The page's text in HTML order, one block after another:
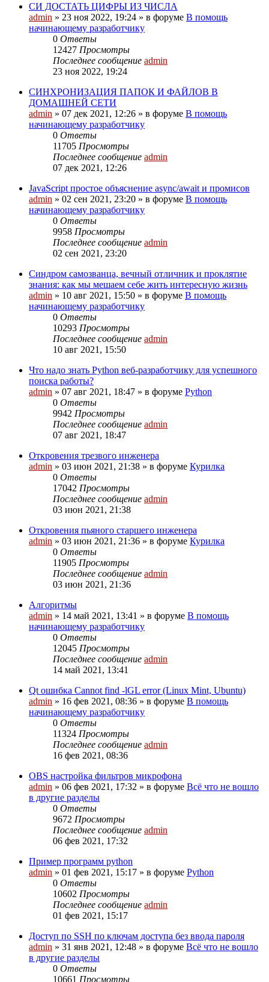
СИ ДОСТАТЬ ЦИФРЫ ИЗ ЧИСЛА
admin » 23 ноя 2022, 19:24 » в форуме В помощь
начинающему разработчику
0 Ответы
12427 Просмотры
Последнее сообщение admin
23 ноя 2022, 19:24
СИНХРОНИЗАЦИЯ ПАПОК И ФАЙЛОВ В
ДОМАШНЕЙ СЕТИ
admin » 07 дек 2021, 12:26 » в форуме В помощь
начинающему разработчику
0 Ответы
11705 Просмотры
Последнее сообщение admin
07 дек 2021, 12:26
JavaScript простое объяснение async/await и промисов
admin » 02 сен 2021, 23:20 » в форуме В помощь
начинающему разработчику
0 Ответы
9958 Просмотры
Последнее сообщение admin
02 сен 2021, 23:20
Cиндром самозванца, вечный отличник и проклятие
знания: как мы мешаем себе жить интересную жизнь
admin » 10 авг 2021, 15:50 » в форуме В помощь
начинающему разработчику
0 Ответы
10293 Просмотры
Последнее сообщение admin
10 авг 2021, 15:50
Что надо знать Python веб-разработчику для успешного
поиска работы?
admin » 07 авг 2021, 18:47 » в форуме Python
0 Ответы
9942 Просмотры
Последнее сообщение admin
07 авг 2021, 18:47
Откровения трезвого инженера
admin » 03 июн 2021, 21:38 » в форуме Курилка
0 Ответы
17042 Просмотры
Последнее сообщение admin
03 июн 2021, 21:38
Откровения пьяного старшего инженера
admin » 03 июн 2021, 21:36 » в форуме Курилка
0 Ответы
11905 Просмотры
Последнее сообщение admin
03 июн 2021, 21:36
Алгоритмы
admin » 14 май 2021, 13:41 » в форуме В помощь
начинающему разработчику
0 Ответы
12045 Просмотры
Последнее сообщение admin
14 май 2021, 13:41
Qt ошибка Cannot find -lGL error (Linux Mint, Ubuntu)
admin » 16 фев 2021, 08:36 » в форуме В помощь
начинающему разработчику
0 Ответы
11324 Просмотры
Последнее сообщение admin
16 фев 2021, 08:36
OBS настройка фильтров микрофона
admin » 06 фев 2021, 17:32 » в форуме Всё что не вошло
в другие разделы
0 Ответы
9672 Просмотры
Последнее сообщение admin
06 фев 2021, 17:32
Пример программ python
admin » 01 фев 2021, 15:17 » в форуме Python
0 Ответы
10602 Просмотры
Последнее сообщение admin
01 фев 2021, 15:17
Доступ по SSH по ключам доступа без ввода пароля
admin » 31 янв 2021, 12:48 » в форуме Всё что не вошло
в другие разделы
0 Ответы
10661 Просмотры